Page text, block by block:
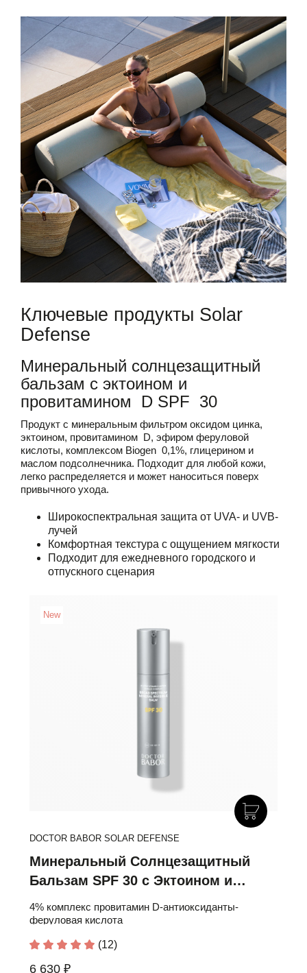
Ключевые продукты Solar
Defense
Минеральный солнцезащитный
бальзам с эктоином и
провитамином D SPF 30
Продукт с минеральным фильтром оксидом цинка,
эктоином, провитамином D, эфиром феруловой
кислоты, комплексом Biogen 0,1%, глицерином и
маслом подсолнечника. Подходит для любой кожи,
легко распределяется и может наноситься поверх
привычного ухода.
Широкоспектральная защита от UVA- и UVB-
лучей
Комфортная текстура с ощущением мягкости
Подходит для ежедневного городского и
отпускного сценария
New
DOCTOR BABOR SOLAR DEFENSE
Минеральный Солнцезащитный
Бальзам SPF 30 с Эктоином и
Провитамином D
4% комплекс провитамин D-антиоксиданты-
феруловая кислота
(12)
6 630 ₽